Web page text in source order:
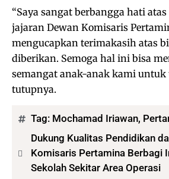
“Saya sangat berbangga hati
jajaran Dewan Komisaris
mengucapkan terimakasih atas
diberikan. Semoga hal ini bisa
semangat anak-anak kami untuk
tutupnya.
Tag: Mochamad Iriawan,
Dukung Kualitas Pendidikan
Komisaris Pertamina Berbagi
Sekolah Sekitar Area Operasi